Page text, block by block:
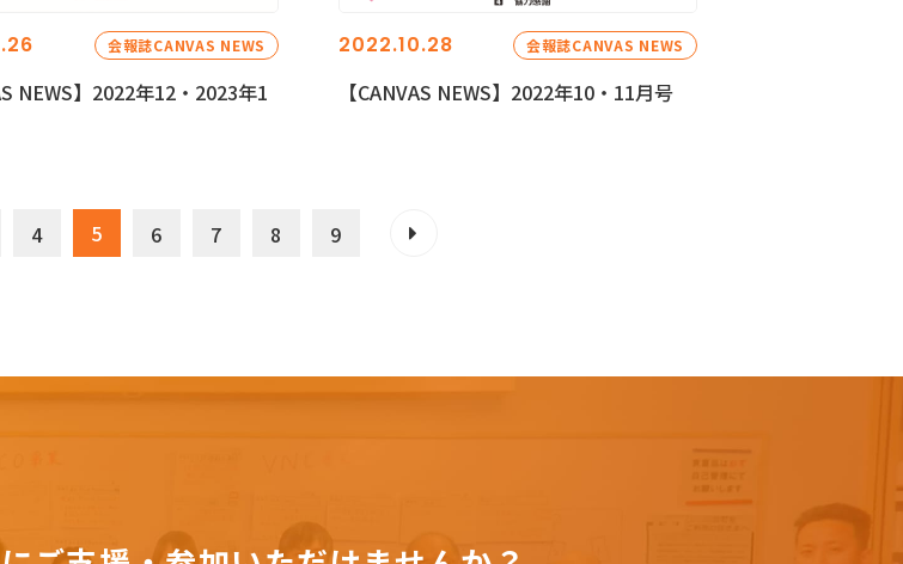
会報誌CANVAS NEWS
NEWS】2022年12・2023年1
2022.10.28 会報誌CANVAS NEWS
【CANVAS NEWS】2022年10・11月号
4 5 6 7 8 9